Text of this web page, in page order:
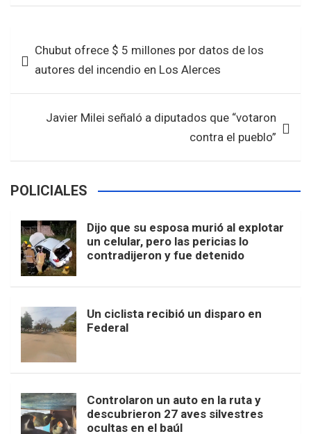
ce
o
o
k
tt at
A
p
p
ar
de Chubut ofrece $ 5 millones por datos de los
autores del incendio en Los Alerces
Javier Milei señaló a diputados que “votaron
contra el pueblo”
POLICIALES
Dijo que su esposa murió al explotar
un celular, pero las pericias lo
contradijeron y fue detenido
Un ciclista recibió un disparo en
Federal
Controlaron un auto en la ruta y
descubrieron 27 aves silvestres
ocultas en el baúl